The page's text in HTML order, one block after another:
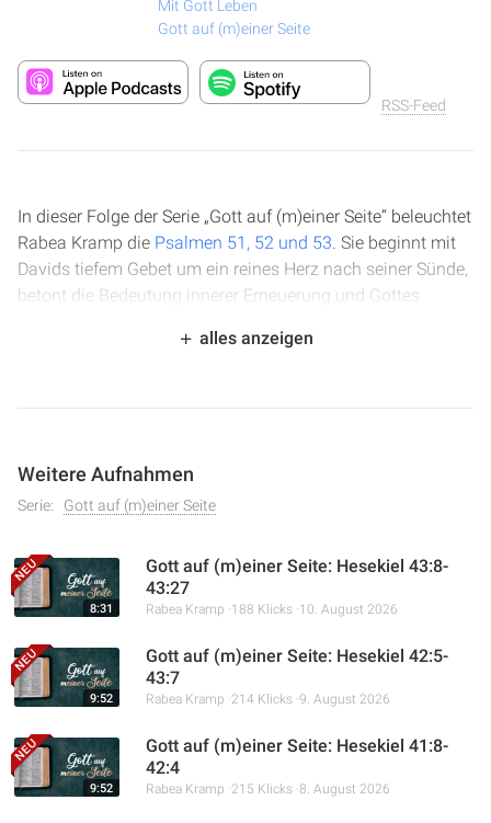
Mit Gott Leben
Gott auf (m)einer Seite
RSS-Feed
In dieser Folge der Serie „Gott auf (m)einer Seite“ beleuchtet
Rabea Kramp die Psalmen 51, 52 und 53. Sie beginnt mit
Davids tiefem Gebet um ein reines Herz nach seiner Sünde,
betont die Bedeutung innerer Erneuerung und Gottes
auf den Verrat Doegs betrachtet, der die Konsequenzen
alles anzeigen
Weitere Aufnahmen
Serie: Gott auf (m)einer Seite
8:31
Gott auf (m)einer Seite: Hesekiel 43:8-
43:27
Rabea Kramp 188 Klicks 10. August 2026
9:52
Gott auf (m)einer Seite: Hesekiel 42:5-
43:7
Rabea Kramp 214 Klicks 9. August 2026
9:52
Gott auf (m)einer Seite: Hesekiel 41:8-
42:4
Rabea Kramp 215 Klicks 8. August 2026